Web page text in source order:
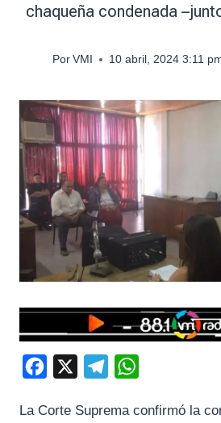
chaqueña condenada
Por VMI 10 abril, 2024 3:11
c
l
a
La Corte Suprema confirmó la